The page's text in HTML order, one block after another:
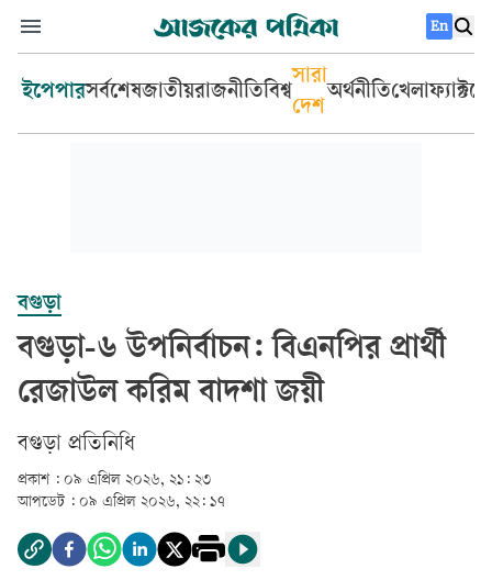
En
ইপেপারসর্বশেষজাতীয়রাজনীতিবিশ্ব
সারা
দেশ
অর্থনীতিখেলা
বগুড়া
বগুড়া-৬ উপনির্বাচন: বিএনপির প্রার্থী
রেজাউল করিম বাদশা জয়ী
বগুড়া প্রতিনিধি
প্রকাশ : ০৯ এপ্রিল ২০২৬, ২১: ২৩
আপডেট : ০৯ এপ্রিল ২০২৬, ২২: ১৭